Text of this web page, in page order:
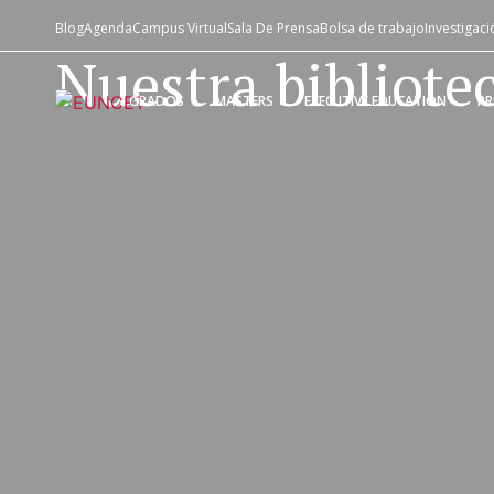
GRADOS MASTERS EXECUTIVE EDUCATION
BlogAgendaCampus VirtualSala De PrensaBolsa de trabajo
Nuestra